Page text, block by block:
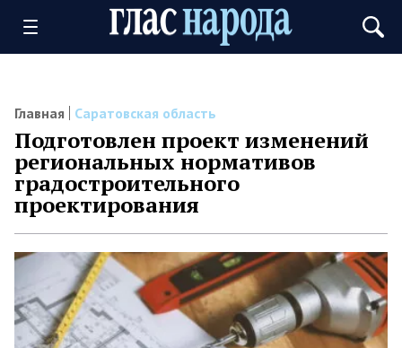
Главная Саратовская область
Подготовлен проект изменений
региональных нормативов
градостроительного
проектирования